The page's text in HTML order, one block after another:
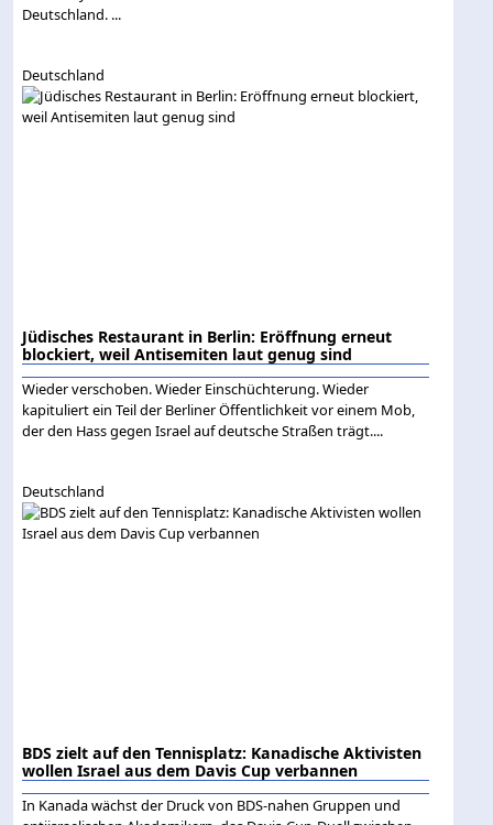
Deutschland. ...
Deutschland
Jüdisches Restaurant in Berlin: Eröffnung erneut
blockiert, weil Antisemiten laut genug sind
Wieder verschoben. Wieder Einschüchterung. Wieder
kapituliert ein Teil der Berliner Öffentlichkeit vor einem Mob,
der den Hass gegen Israel auf deutsche Straßen trägt....
Deutschland
BDS zielt auf den Tennisplatz: Kanadische Aktivisten
wollen Israel aus dem Davis Cup verbannen
In Kanada wächst der Druck von BDS-nahen Gruppen und